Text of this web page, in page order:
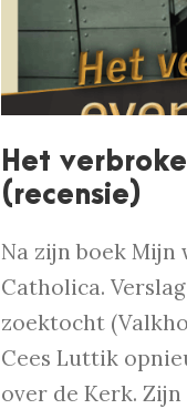
Het
(recensie)
Na zijn boek Mijn
Catholica.
zoektocht
Cees Luttik
over de Kerk.